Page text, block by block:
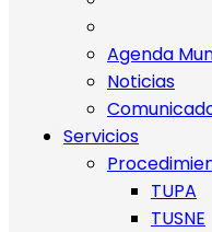
Agenda
Noticias
Servicios
TUPA
TUSNE